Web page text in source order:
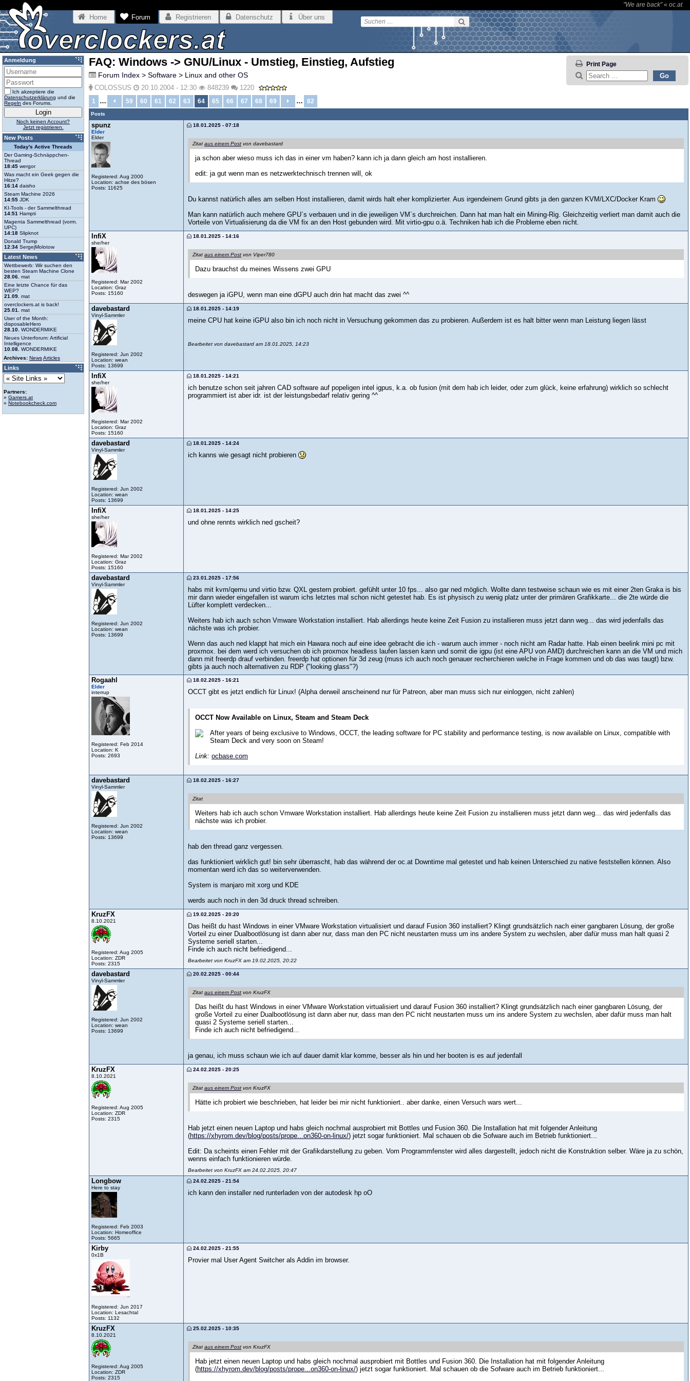
"We are back"« oc.at
Home Forum Registrieren Datenschutz Über uns
FAQ: Windows -> GNU/Linux - Umstieg, Einstieg, Aufstieg Print Page
Forum Index > Software > Linux and other OS
COLOSSUS 20.10.2004 - 12:30 848239 1220
1 … 59 60 61 62 63 64 65 66 67 68 69 … 82
Posts
spunz
Elder
Elder
Registered: Aug 2000
Location: achse des bösen
Posts: 11625
18.01.2025 - 07:18
Zitat aus einem Post von davebastard
ja schon aber wieso muss ich das in einer vm haben? kann ich ja dann gleich am host installieren.
edit: ja gut wenn man es netzwerktechnisch trennen will, ok
Du kannst natürlich alles am selben Host installieren, damit wirds halt eher komplizierter. Aus irgendeinem Grund gibts ja den ganzen KVM/LXC/Docker Kram
Man kann natürlich auch mehere GPU`s verbauen und in die jeweiligen VM´s durchreichen. Dann hat man halt ein Mining-Rig. Gleichzeitig verliert man damit auch die
Vorteile von Virtualisierung da die VM fix an den Host gebunden wird. Mit virtio-gpu o.ä. Techniken hab ich die Probleme eben nicht.
InfiX
she/her
Registered: Mar 2002
Location: Graz
Posts: 15160
18.01.2025 - 14:16
Zitat aus einem Post von Viper780
Dazu brauchst du meines Wissens zwei GPU
deswegen ja iGPU, wenn man eine dGPU auch drin hat macht das zwei ^^
davebastard
Vinyl-Sammler
Registered: Jun 2002
Location: wean
Posts: 13699
18.01.2025 - 14:19
meine CPU hat keine iGPU also bin ich noch nicht in Versuchung gekommen das zu probieren. Außerdem ist es halt bitter wenn man Leistung liegen lässt
Bearbeitet von davebastard am 18.01.2025, 14:23
InfiX
she/her
Registered: Mar 2002
Location: Graz
Posts: 15160
18.01.2025 - 14:21
ich benutze schon seit jahren CAD software auf popeligen intel igpus, k.a. ob fusion (mit dem hab ich leider, oder zum glück, keine erfahrung) wirklich so schlecht
programmiert ist aber idr. ist der leistungsbedarf relativ gering ^^
davebastard
Vinyl-Sammler
Registered: Jun 2002
Location: wean
Posts: 13699
18.01.2025 - 14:24
ich kanns wie gesagt nicht probieren
InfiX
she/her
Registered: Mar 2002
Location: Graz
Posts: 15160
18.01.2025 - 14:25
und ohne rennts wirklich ned gscheit?
davebastard
Vinyl-Sammler
Registered: Jun 2002
Location: wean
Posts: 13699
23.01.2025 - 17:56
habs mit kvm/qemu und virtio bzw. QXL gestern probiert. gefühlt unter 10 fps... also gar ned möglich. Wollte dann testweise schaun wie es mit einer 2ten Graka is bis
mir dann wieder eingefallen ist warum ichs letztes mal schon nicht getestet hab. Es ist physisch zu wenig platz unter der primären Grafikkarte... die 2te würde die
Lüfter komplett verdecken...
Weiters hab ich auch schon Vmware Workstation installiert. Hab allerdings heute keine Zeit Fusion zu installieren muss jetzt dann weg... das wird jedenfalls das
nächste was ich probier.
Wenn das auch ned klappt hat mich ein Hawara noch auf eine idee gebracht die ich - warum auch immer - noch nicht am Radar hatte. Hab einen beelink mini pc mit
proxmox. bei dem werd ich versuchen ob ich proxmox headless laufen lassen kann und somit die igpu (ist eine APU von AMD) durchreichen kann an die VM und mich
dann mit freerdp drauf verbinden. freerdp hat optionen für 3d zeug (muss ich auch noch genauer recherchieren welche in Frage kommen und ob das was taugt) bzw.
gibts ja auch noch alternativen zu RDP ("looking glass"?)
Rogaahl
Elder
interrup
Registered: Feb 2014
Location: K
Posts: 2693
18.02.2025 - 16:21
OCCT gibt es jetzt endlich für Linux! (Alpha derweil anscheinend nur für Patreon, aber man muss sich nur einloggen, nicht zahlen)
OCCT Now Available on Linux, Steam and Steam Deck
After years of being exclusive to Windows, OCCT, the leading software for PC stability and performance testing, is now available on Linux, compatible with
Steam Deck and very soon on Steam!
Link: ocbase.com
davebastard
Vinyl-Sammler
Registered: Jun 2002
Location: wean
Posts: 13699
18.02.2025 - 16:27
Zitat
Weiters hab ich auch schon Vmware Workstation installiert. Hab allerdings heute keine Zeit Fusion zu installieren muss jetzt dann weg... das wird jedenfalls das
nächste was ich probier.
hab den thread ganz vergessen.
das funktioniert wirklich gut! bin sehr überrascht, hab das während der oc.at Downtime mal getestet und hab keinen Unterschied zu native feststellen können. Also
momentan werd ich das so weiterverwenden.
System is manjaro mit xorg und KDE
werds auch noch in den 3d druck thread schreiben.
KruzFX
8.10.2021
Registered: Aug 2005
Location: ZDR
Posts: 2315
19.02.2025 - 20:20
Das heißt du hast Windows in einer VMware Workstation virtualisiert und darauf Fusion 360 installiert? Klingt grundsätzlich nach einer gangbaren Lösung, der große
Vorteil zu einer Dualbootlösung ist dann aber nur, dass man den PC nicht neustarten muss um ins andere System zu wechslen, aber dafür muss man halt quasi 2
Systeme seriell starten...
Finde ich auch nicht befriedigend...
Bearbeitet von KruzFX am 19.02.2025, 20:22
davebastard
Vinyl-Sammler
Registered: Jun 2002
Location: wean
Posts: 13699
20.02.2025 - 00:44
Zitat aus einem Post von KruzFX
Das heißt du hast Windows in einer VMware Workstation virtualisiert und darauf Fusion 360 installiert? Klingt grundsätzlich nach einer gangbaren Lösung, der
große Vorteil zu einer Dualbootlösung ist dann aber nur, dass man den PC nicht neustarten muss um ins andere System zu wechslen, aber dafür muss man halt
quasi 2 Systeme seriell starten...
Finde ich auch nicht befriedigend...
ja genau, ich muss schaun wie ich auf dauer damit klar komme, besser als hin und her booten is es auf jedenfall
KruzFX
8.10.2021
Registered: Aug 2005
Location: ZDR
Posts: 2315
24.02.2025 - 20:25
Zitat aus einem Post von KruzFX
Hätte ich probiert wie beschrieben, hat leider bei mir nicht funktioniert.. aber danke, einen Versuch wars wert...
Hab jetzt einen neuen Laptop und habs gleich nochmal ausprobiert mit Bottles und Fusion 360. Die Installation hat mit folgender Anleitung
(https://xhyrom.dev/blog/posts/prope...on360-on-linux/) jetzt sogar funktioniert. Mal schauen ob die Sofware auch im Betrieb funktioniert...
Edit: Da scheints einen Fehler mit der Grafikdarstellung zu geben. Vom Programmfenster wird alles dargestellt, jedoch nicht die Konstruktion selber. Wäre ja zu schön,
wenns einfach funktionieren würde.
Bearbeitet von KruzFX am 24.02.2025, 20:47
Longbow
Here to stay
Registered: Feb 2003
Location: Homeoffice
Posts: 5665
24.02.2025 - 21:54
ich kann den installer ned runterladen von der autodesk hp oO
Kirby
0x1B
Registered: Jun 2017
Location: Lesachtal
Posts: 1132
24.02.2025 - 21:55
Provier mal User Agent Switcher als Addin im browser.
KruzFX
8.10.2021
Registered: Aug 2005
Location: ZDR
Posts: 2315
25.02.2025 - 10:35
Zitat aus einem Post von KruzFX
Hab jetzt einen neuen Laptop und habs gleich nochmal ausprobiert mit Bottles und Fusion 360. Die Installation hat mit folgender Anleitung
(https://xhyrom.dev/blog/posts/prope...on360-on-linux/) jetzt sogar funktioniert. Mal schauen ob die Sofware auch im Betrieb funktioniert...
Anmeldung
Ich akzeptiere die
Datenschutzerklärung und die
Regeln des Forums.
Noch keinen Account?
Jetzt registrieren.
New Posts
Today's Active Threads
Der Gaming-Schnäppchen-
Thread
18:45 wergor
Was macht ein Geek gegen die
Hitze?
16:14 daisho
Steam Machine 2026
14:55 JDK
KI-Tools - der Sammelthread
14:51 Hampti
Magenta Sammelthread (vorm.
UPC)
14:18 Slipknot
Donald Trump
12:34 SergejMolotow
Latest News
Wettbewerb: Wir suchen den
besten Steam Machine Clone
28.06. mat
Eine letzte Chance für das
WEP?
21.09. mat
overclockers.at is back!
25.01.
mat
User of the Month:
disposableHero
28.10. WONDERMIKE
Neues Unterforum: Artificial
Intelligence
10.08. WONDERMIKE
Archives: NewsArticles
Links
Partners:
» Gamers.at
» Notebookcheck.com